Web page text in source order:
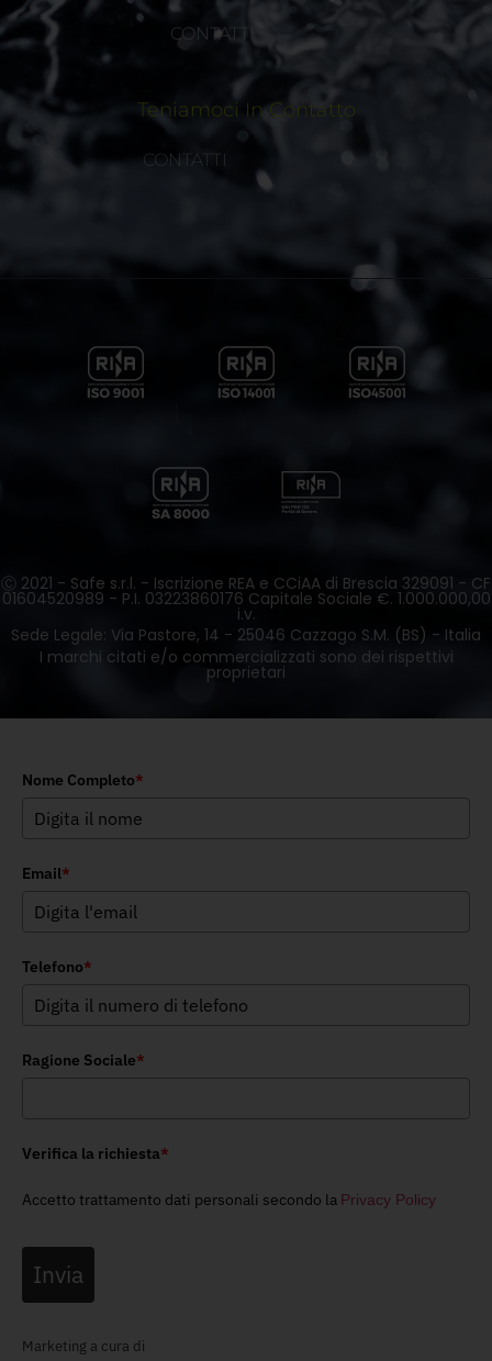
CONTATTI
Teniamoci In Contatto
CONTATTI
Ⓒ 2021 - Safe s.r.l. - Iscrizione REA e CCiAA di Brescia 329091 - CF
01604520989 - P.I. 03223860176 Capitale Sociale €. 1.000.000,00
i.v.
Sede Legale: Via Pastore, 14 - 25046 Cazzago S.M. (BS) - Italia
I marchi citati e/o commercializzati sono dei rispettivi
proprietari
Nome Completo*
Email*
Telefono*
Ragione Sociale*
Verifica la richiesta*
Accetto trattamento dati personali secondo la Privacy Policy
Invia
Marketing a cura di